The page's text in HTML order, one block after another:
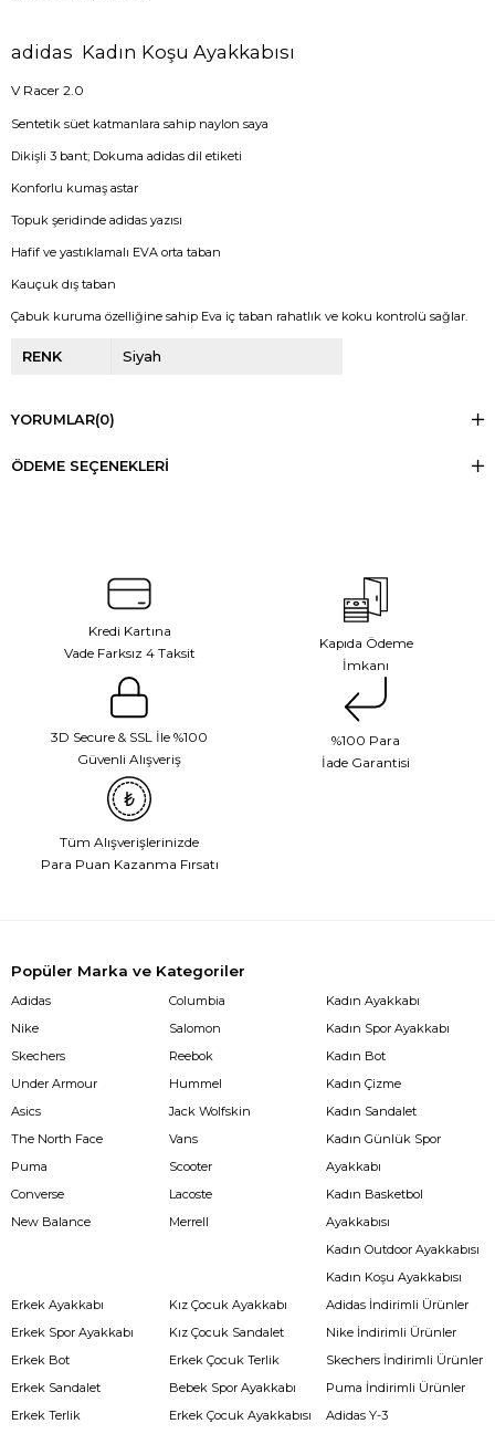
adidas Kadın Koşu Ayakkabısı
V Racer 2.0
Sentetik süet katmanlara sahip naylon saya
Dikişli 3 bant; Dokuma adidas dil etiketi
Konforlu kumaş astar
Topuk şeridinde adidas yazısı
Hafif ve yastıklamalı EVA orta taban
Kauçuk dış taban
Çabuk kuruma özelliğine sahip Eva iç taban rahatlık ve koku kontrolü sağlar.
RENK Siyah
YORUMLAR(0)
ÖDEME SEÇENEKLERI
Kredi Kartına
Vade Farksız 4 Taksit
Kapıda Ödeme
İmkanı
3D Secure & SSL İle %100
Güvenli Alışveriş
%100 Para
İade Garantisi
Tüm Alışverişlerinizde
Para Puan Kazanma Fırsatı
Popüler Marka ve Kategoriler
Adidas
Nike
Skechers
Under Armour
Asics
The North Face
Puma
Converse
New Balance
Columbia
Salomon
Reebok
Hummel
Jack Wolfskin
Vans
Scooter
Lacoste
Merrell
Kadın Ayakkabı
Kadın Spor Ayakkabı
Kadın Bot
Kadın Çizme
Kadın Sandalet
Kadın Günlük Spor
Ayakkabı
Kadın Basketbol
Ayakkabısı
Kadın Outdoor Ayakkabısı
Kadın Koşu Ayakkabısı
Erkek Ayakkabı
Erkek Spor Ayakkabı
Erkek Bot
Erkek Sandalet
Erkek Terlik
Kız Çocuk Ayakkabı
Kız Çocuk Sandalet
Erkek Çocuk Terlik
Bebek Spor Ayakkabı
Erkek Çocuk Ayakkabısı
Adidas İndirimli Ürünler
Nike İndirimli Ürünler
Skechers İndirimli Ürünler
Puma İndirimli Ürünler
Adidas Y-3